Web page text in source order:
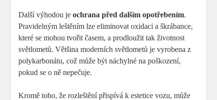
Další výhodou jeochrana před dalším opotřebením.
Pravidelným leštěním lze eliminovat ⁤oxidaci a ⁣škrábance,
‍které se mohou tvořit časem,​ a prodloužit tak‌ životnost
světlometů. Většina moderních světlometů je vyrobena z
polykarbonátu, což‍ může být náchylné na poškození,
pokud se o ně nepečuje.
Kromě toho, že rozleštění přispívá k estetice vozu, může